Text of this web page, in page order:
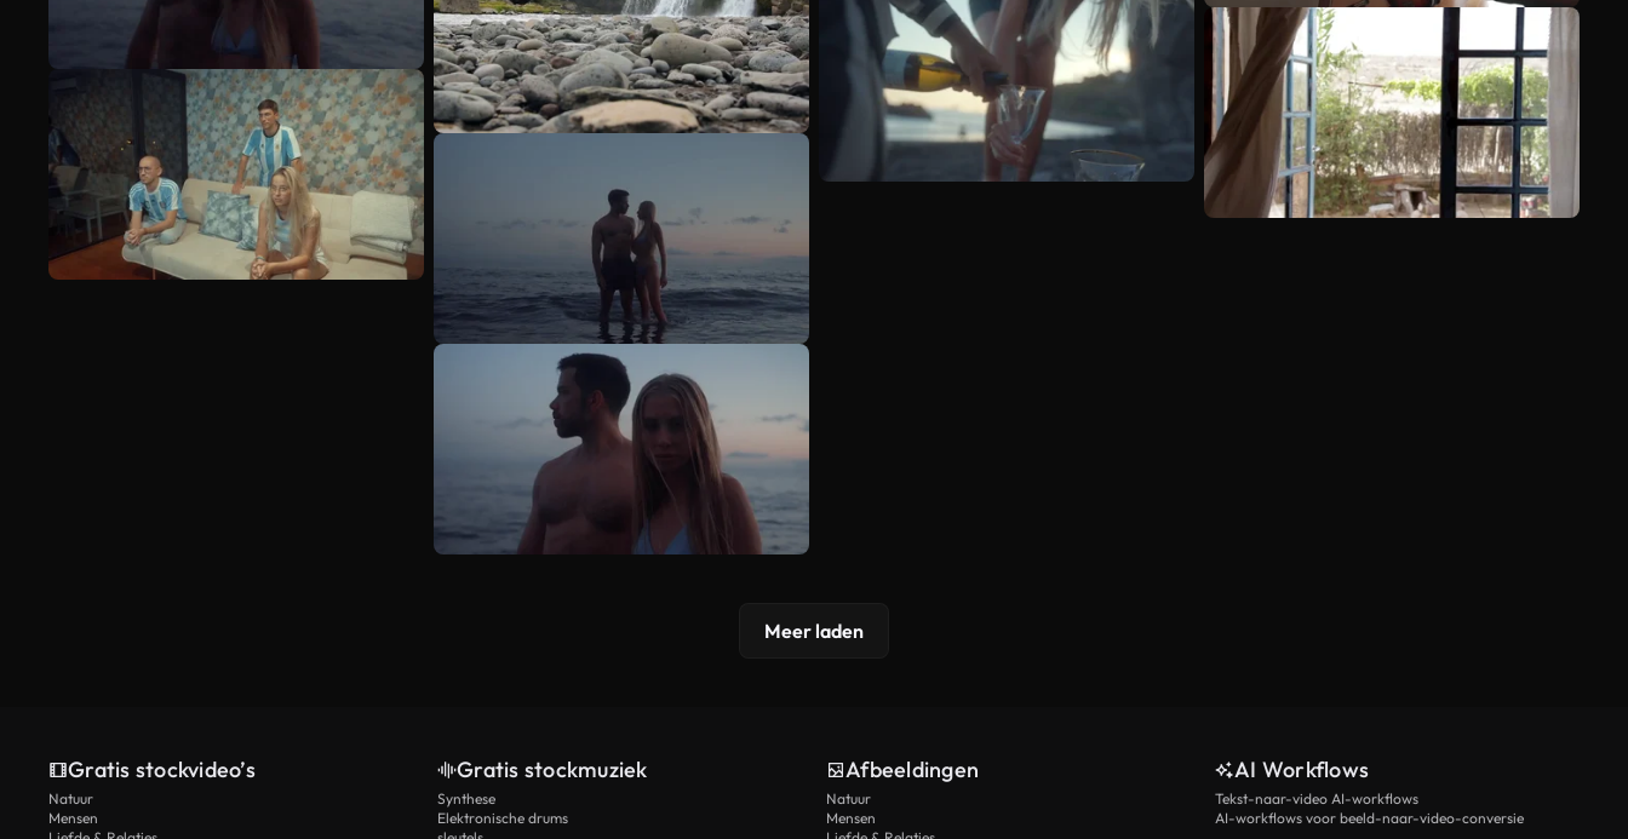
Meer laden
Gratis stockvideo’s
Natuur
Mensen
Gratis stockmuziek
Synthese
Elektronische drums
Afbeeldingen
Natuur
Mensen
AI Workflows
Tekst-naar-video AI-workflows
AI-workflows voor beeld-naar-video-conversie